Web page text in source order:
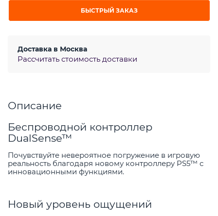
БЫСТРЫЙ ЗАКАЗ
Доставка в Москва
Рассчитать стоимость доставки
Описание
Беспроводной контроллер
DualSense™
Почувствуйте невероятное погружение в игровую
реальность благодаря новому контроллеру PS5™ с
инновационными функциями.
Новый уровень ощущений